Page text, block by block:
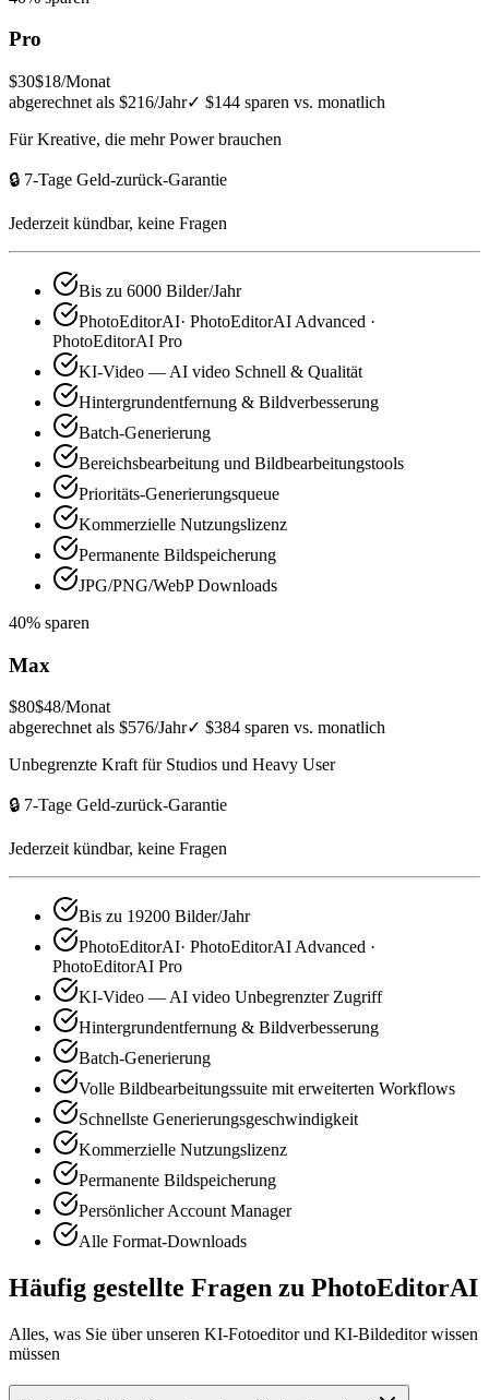
Pro
$30$18/Monat
abgerechnet als $216/Jahr✓ $144 sparen vs. monatlich
Für Kreative, die mehr Power brauchen
🔒 7-Tage Geld-zurück-Garantie
Jederzeit kündbar, keine Fragen
Bis zu 6000 Bilder/Jahr
PhotoEditorAI· PhotoEditorAI Advanced ·
PhotoEditorAI Pro
KI-Video — AI video Schnell & Qualität
Hintergrundentfernung & Bildverbesserung
Batch-Generierung
Bereichsbearbeitung und Bildbearbeitungstools
Prioritäts-Generierungsqueue
Kommerzielle Nutzungslizenz
Permanente Bildspeicherung
JPG/PNG/WebP Downloads
40% sparen
Max
$80$48/Monat
abgerechnet als $576/Jahr✓ $384 sparen vs. monatlich
Unbegrenzte Kraft für Studios und Heavy User
🔒 7-Tage Geld-zurück-Garantie
Jederzeit kündbar, keine Fragen
Bis zu 19200 Bilder/Jahr
PhotoEditorAI· PhotoEditorAI Advanced ·
PhotoEditorAI Pro
KI-Video — AI video Unbegrenzter Zugriff
Hintergrundentfernung & Bildverbesserung
Batch-Generierung
Volle Bildbearbeitungssuite mit erweiterten Workflows
Schnellste Generierungsgeschwindigkeit
Kommerzielle Nutzungslizenz
Permanente Bildspeicherung
Persönlicher Account Manager
Alle Format-Downloads
Häufig gestellte Fragen zu PhotoEditorAI
Alles, was Sie über unseren KI-Fotoeditor und KI-Bildeditor wissen
müssen